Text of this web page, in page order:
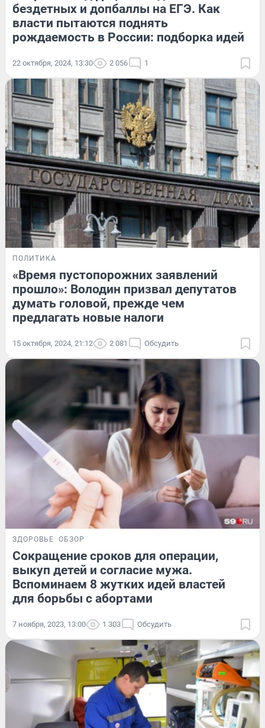
бездетных и допбаллы на ЕГЭ. Как
власти пытаются поднять
рождаемость в России: подборка идей
22 октября, 2024, 13:30 2 056 1
ПОЛИТИКА
«Время пустопорожних заявлений
прошло»: Володин призвал депутатов
думать головой, прежде чем
предлагать новые налоги
15 октября, 2024, 21:12 2 081 Обсудить
ЗДОРОВЬЕ ОБЗОР
Сокращение сроков для операции,
выкуп детей и согласие мужа.
Вспоминаем 8 жутких идей властей
для борьбы с абортами
7 ноября, 2023, 13:00 1 303 Обсудить